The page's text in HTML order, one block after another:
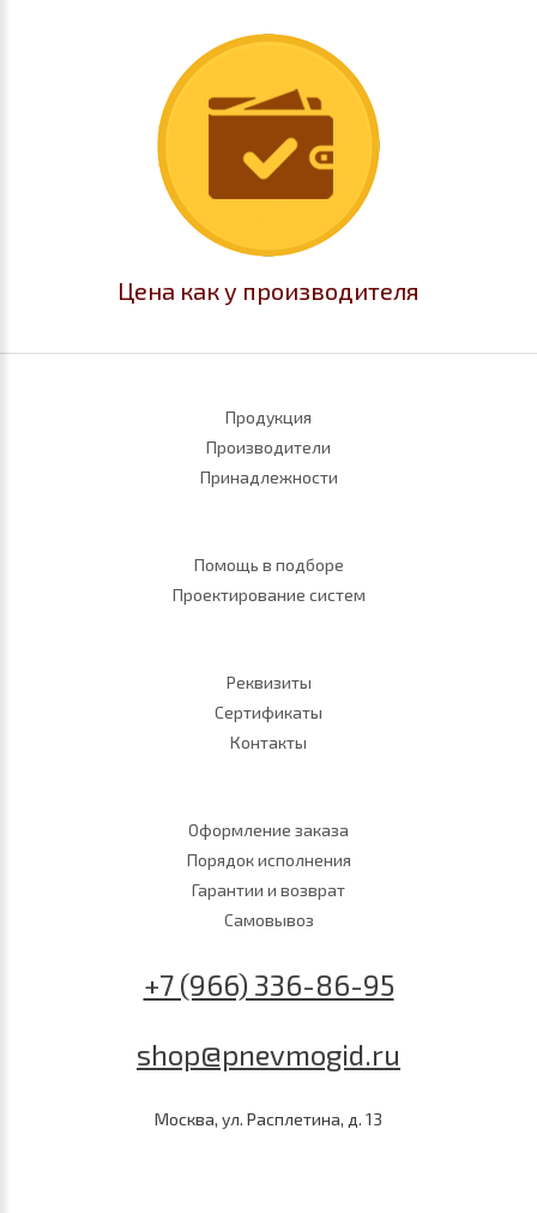
Цена как у производителя
Продукция
Производители
Принадлежности
Помощь в подборе
Проектирование систем
Реквизиты
Сертификаты
Контакты
Оформление заказа
Порядок исполнения
Гарантии и возврат
Самовывоз
+7 (966) 336-86-95
shop@pnevmogid.ru
Москва, ул. Расплетина, д. 13